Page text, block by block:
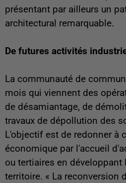
présentant par ailleurs un
architectural remarquable.
De futures activités
La communauté de
mois qui viennent des
de désamiantage, de
travaux de dépollution des
L'objectif est de redonner à
économique par l'accueil
ou tertiaires en développant
territoire. « La reconversion